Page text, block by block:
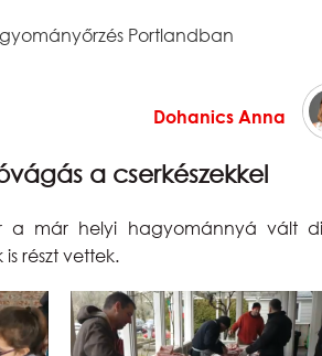
Portlandban
Dohanics Anna
a cserkészekkel
a már helyi hagyománnyá vált
részt vettek.